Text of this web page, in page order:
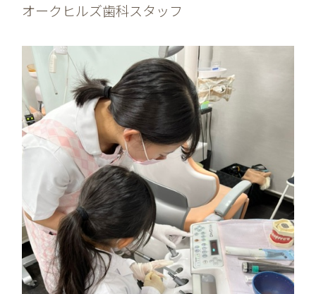
オークヒルズ歯科スタッフ